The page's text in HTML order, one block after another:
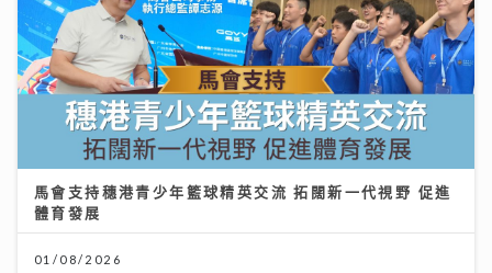
馬會支持穗港青少年籃球精英交流 拓闊新一代視野 促進
體育發展
01/08/2026